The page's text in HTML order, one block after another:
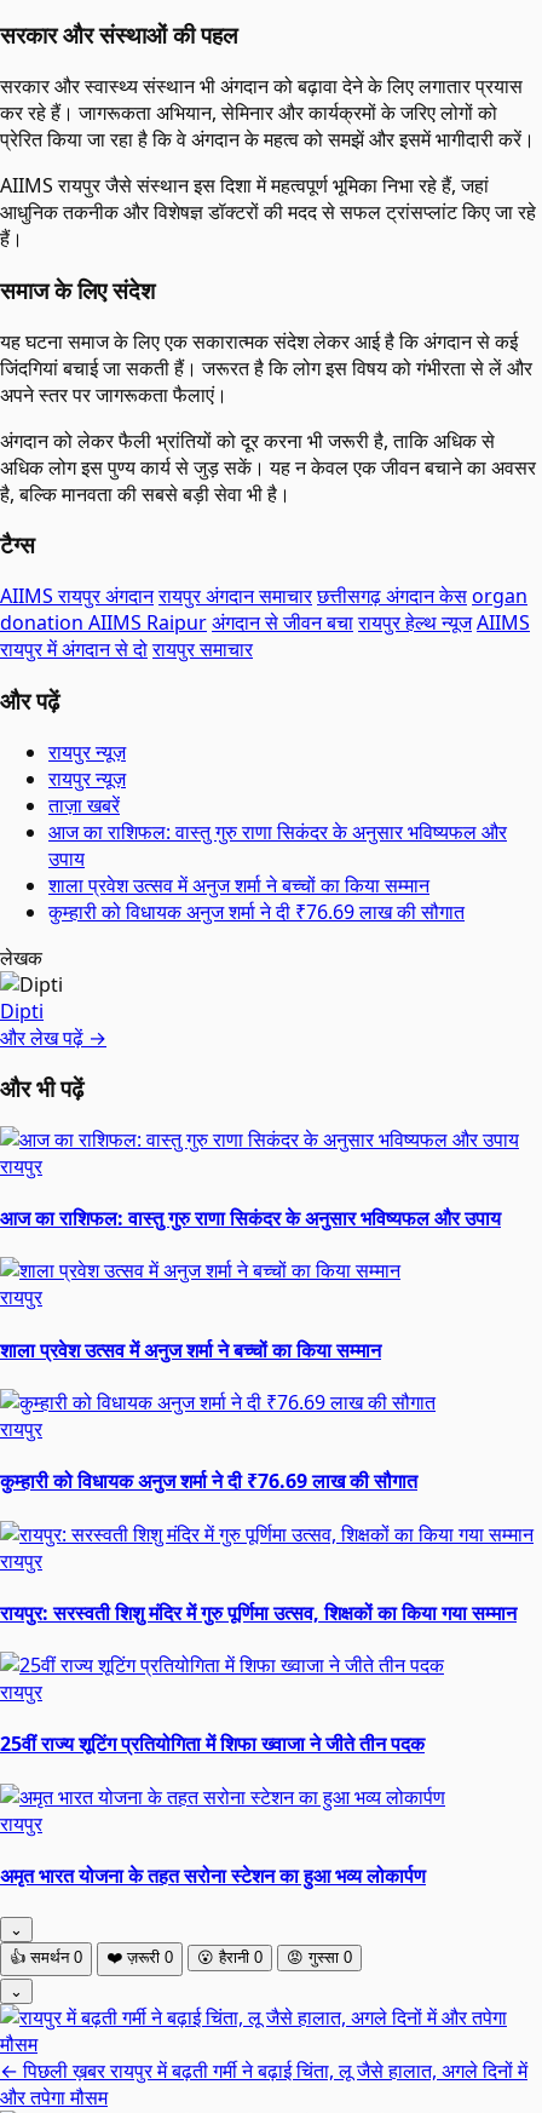
सरकार और संस्थाओं की पहल
सरकार और स्वास्थ्य संस्थान भी अंगदान को बढ़ावा देने के लिए लगातार प्रयास
कर रहे हैं। जागरूकता अभियान, सेमिनार और कार्यक्रमों के जरिए लोगों को
प्रेरित किया जा रहा है कि वे अंगदान के महत्व को समझें और इसमें भागीदारी करें।
AIIMS रायपुर जैसे संस्थान इस दिशा में महत्वपूर्ण भूमिका निभा रहे हैं, जहां
आधुनिक तकनीक और विशेषज्ञ डॉक्टरों की मदद से सफल ट्रांसप्लांट किए जा रहे
हैं।
समाज के लिए संदेश
यह घटना समाज के लिए एक सकारात्मक संदेश लेकर आई है कि अंगदान से कई
जिंदगियां बचाई जा सकती हैं। जरूरत है कि लोग इस विषय को गंभीरता से लें और
अपने स्तर पर जागरूकता फैलाएं।
अंगदान को लेकर फैली भ्रांतियों को दूर करना भी जरूरी है, ताकि अधिक से
अधिक लोग इस पुण्य कार्य से जुड़ सकें। यह न केवल एक जीवन बचाने का अवसर
है, बल्कि मानवता की सबसे बड़ी सेवा भी है।
टैग्स
AIIMS रायपुर अंगदानरायपुर अंगदान समाचारछत्तीसगढ़ अंगदान केसorgan
donation AIIMS Raipurअंगदान से जीवन बचारायपुर हेल्थ न्यूजAIIMS
रायपुर में अंगदान से दोरायपुर समाचार
और पढ़ें
रायपुर न्यूज़
रायपुर न्यूज़
ताज़ा खबरें
आज का राशिफल: वास्तु गुरु राणा सिकंदर के अनुसार भविष्यफल और
उपाय
शाला प्रवेश उत्सव में अनुज शर्मा ने बच्चों का किया सम्मान
कुम्हारी को विधायक अनुज शर्मा ने दी ₹76.69 लाख की सौगात
लेखक
Dipti
और लेख पढ़ें →
और भी पढ़ें
रायपुर
आज का राशिफल: वास्तु गुरु राणा सिकंदर के अनुसार भविष्यफल और उपाय
रायपुर
शाला प्रवेश उत्सव में अनुज शर्मा ने बच्चों का किया सम्मान
रायपुर
कुम्हारी को विधायक अनुज शर्मा ने दी ₹76.69 लाख की सौगात
रायपुर
रायपुर: सरस्वती शिशु मंदिर में गुरु पूर्णिमा उत्सव, शिक्षकों का किया गया सम्मान
रायपुर
25वीं राज्य शूटिंग प्रतियोगिता में शिफा ख्वाजा ने जीते तीन पदक
रायपुर
अमृत भारत योजना के तहत सरोना स्टेशन का हुआ भव्य लोकार्पण
⌄
👍 समर्थन 0 ❤️ ज़रूरी 0 😮 हैरानी 0 😡 गुस्सा 0
⌄
← पिछली ख़बररायपुर में बढ़ती गर्मी ने बढ़ाई चिंता, लू जैसे हालात, अगले दिनों में
और तपेगा मौसम